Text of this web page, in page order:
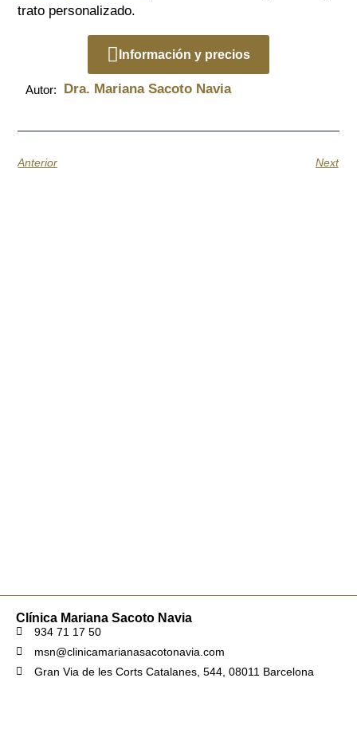
trato personalizado.
Información y precios
Autor: Dra. Mariana Sacoto Navia
Anterior Next
Clínica Mariana Sacoto Navia
934 71 17 50
msn@clinicamarianasacotonavia.com
Gran Via de les Corts Catalanes, 544, 08011 Barcelona